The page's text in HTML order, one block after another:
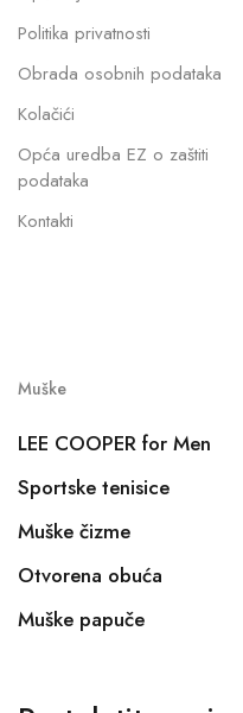
Politika privatnosti
Obrada osobnih podataka
Kolačići
Opća uredba EZ o zaštiti
podataka
Kontakti
Muške
LEE COOPER for Men
Sportske tenisice
Muške čizme
Otvorena obuća
Muške papuče